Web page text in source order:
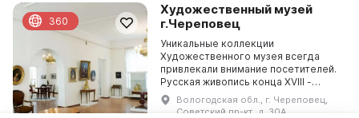
Художественный музей
г.Череповец
Уникальные коллекции
Художественного музея всегда
привлекали внимание посетителей.
Русская живопись конца XVIII -
начала XX века создавалась в 20-
30-х годах прошлого столетия
Вологодская обл., г. Череповец,
Советский пр-кт., д. 30А
360